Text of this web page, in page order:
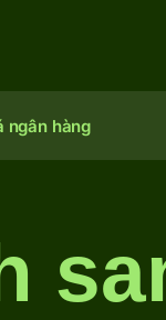
ngân hàng